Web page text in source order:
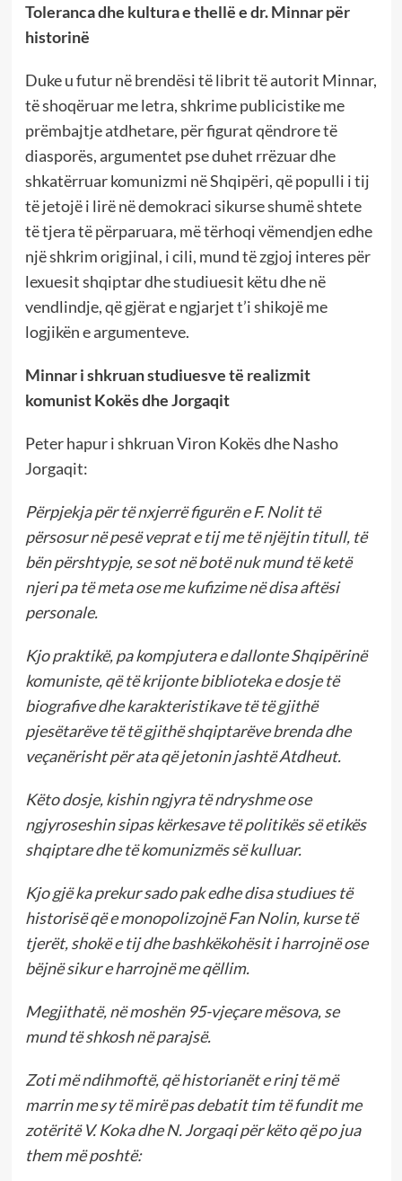
Toleranca dhe kultura e thellë e dr. Minnar për
historinë
Duke u futur në brendësi të librit të autorit Minnar,
të shoqëruar me letra, shkrime publicistike me
prëmbajtje atdhetare, për figurat qëndrore të
diasporës, argumentet pse duhet rrëzuar dhe
shkatërruar komunizmi në Shqipëri, që populli i tij
të jetojë i lirë në demokraci sikurse shumë shtete
të tjera të përparuara, më tërhoqi vëmendjen edhe
një shkrim origjinal, i cili, mund të zgjoj interes për
lexuesit shqiptar dhe studiuesit këtu dhe në
vendlindje, që gjërat e ngjarjet t’i shikojë me
logjikën e argumenteve.
Minnar i shkruan studiuesve të realizmit
komunist Kokës dhe Jorgaqit
Peter hapur i shkruan Viron Kokës dhe Nasho
Jorgaqit:
Përpjekja për të nxjerrë figurën e F. Nolit të
përsosur në pesë veprat e tij me të njëjtin titull, të
bën përshtypje, se sot në botë nuk mund të ketë
njeri pa të meta ose me kufizime në disa aftësi
personale.
Kjo praktikë, pa kompjutera e dallonte Shqipërinë
komuniste, që të krijonte biblioteka e dosje të
biografive dhe karakteristikave të të gjithë
pjesëtarëve të të gjithë shqiptarëve brenda dhe
veçanërisht për ata që jetonin jashtë Atdheut.
Këto dosje, kishin ngjyra të ndryshme ose
ngjyroseshin sipas kërkesave të politikës së etikës
shqiptare dhe të komunizmës së kulluar.
Kjo gjë ka prekur sado pak edhe disa studiues të
historisë që e monopolizojnë Fan Nolin, kurse të
tjerët, shokë e tij dhe bashkëkohësit i harrojnë ose
bëjnë sikur e harrojnë me qëllim.
Megjithatë, në moshën 95-vjeçare mësova, se
mund të shkosh në parajsë.
Zoti më ndihmoftë, që historianët e rinj të më
marrin me sy të mirë pas debatit tim të fundit me
zotëritë V. Koka dhe N. Jorgaqi për këto që po jua
them më poshtë: